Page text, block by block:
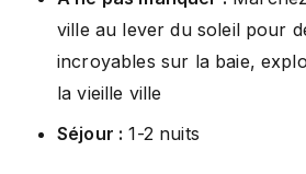
ville au lever du soleil pour
incroyables sur la baie,
la vieille ville
Séjour : 1-2 nuits